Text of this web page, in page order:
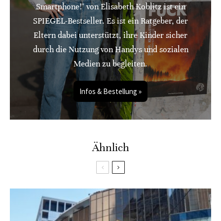
Smartphone!" von Elisabeth Koblitz ist ein
SPIEGEL-Bestseller. Es ist ein Ratgeber, der
Eltern dabei unterstützt, ihre Kinder sicher
durch die Nutzung von Handys und sozialen
Medien zu begleiten.
Infos & Bestellung »
Ähnlich